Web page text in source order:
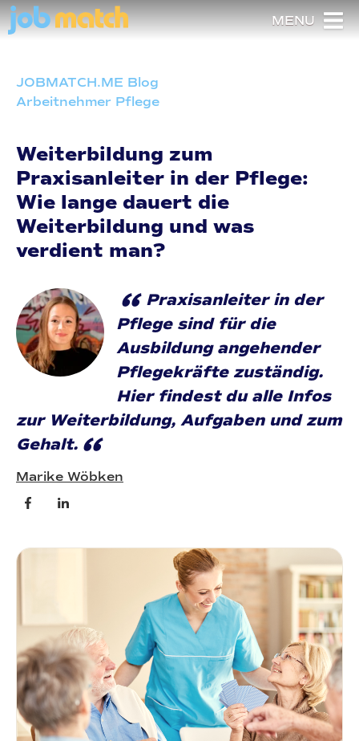
MENU
JOBMATCH.ME Blog
Arbeitnehmer Pflege
Weiterbildung zum
Praxisanleiter in der Pflege:
Wie lange dauert die
Weiterbildung und was
verdient man?
“ Praxisanleiter in der
Pflege sind für die
Ausbildung angehender
Pflegekräfte zuständig.
Hier findest du alle Infos
zur Weiterbildung, Aufgaben und zum
Gehalt. “
Marike Wöbken